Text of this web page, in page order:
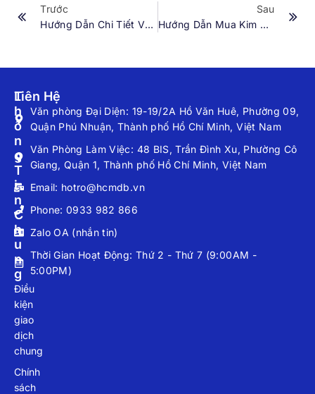
Trước
Hướng Dẫn Chi Tiết Về Việc Mua Kim Cương Tự Nhiên
Sau
Hướng Dẫn Mua Kim Cương Tự Nhiên: Những Điều Cần Biết
T
H
Ô
N
G
T
I
N
C
H
U
N
G
Điều
kiện
giao
dịch
chung
Chính
sách
Liên Hệ
Văn phòng Đại Diện: 19-19/2A Hồ Văn Huê, Phường 09,
Quận Phú Nhuận, Thành phố Hồ Chí Minh, Việt Nam
Văn Phòng Làm Việc: 48 BIS, Trần Đình Xu, Phường Cô
Giang, Quận 1, Thành phố Hồ Chí Minh, Việt Nam
Email: hotro@hcmdb.vn
Phone: 0933 982 866
Zalo OA (nhắn tin)
Thời Gian Hoạt Động: Thứ 2 - Thứ 7 (9:00AM -
5:00PM)